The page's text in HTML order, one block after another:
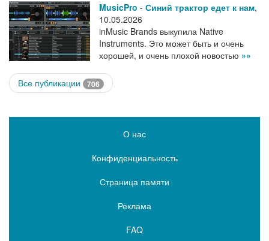
MusicPro - Синий трактор едет к нам,
10.05.2026
inMusic Brands выкупила Native
Instruments. Это может быть и очень
хорошей, и очень плохой новостью »»
Все публикации 706
О нас
Конфиденциальность
Страница памяти
Реклама
FAQ